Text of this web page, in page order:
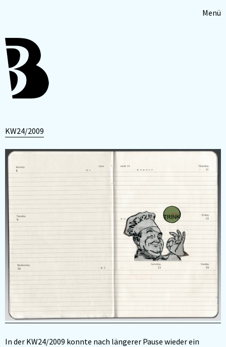
Menü
KW24/2009
In der KW24/2009 konnte nach längerer Pause wieder ein